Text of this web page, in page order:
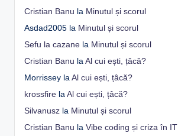
Cristian Banu la Minutul și scorul
Asdad2005 la Minutul și scorul
Sefu la cazane la Minutul și scorul
Cristian Banu la Al cui ești, țâcă?
Morrissey la Al cui ești, țâcă?
krossfire la Al cui ești, țâcă?
Silvanusz la Minutul și scorul
Cristian Banu la Vibe coding și criza în IT